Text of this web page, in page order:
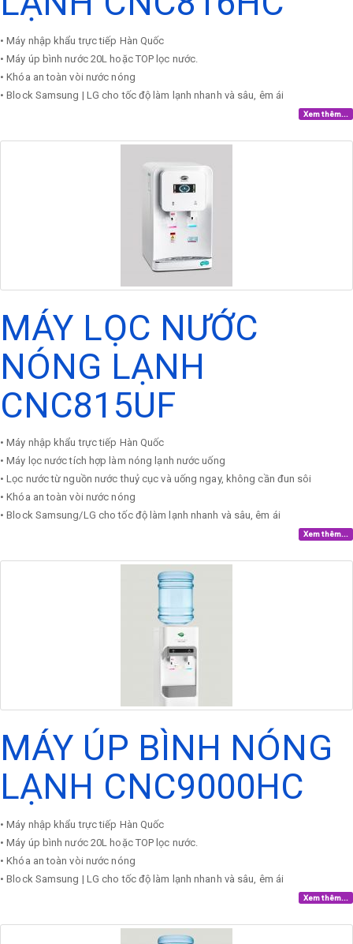
• Máy nhập khẩu trực tiếp Hàn Quốc
• Máy úp bình nước 20L hoặc TOP lọc nước.
• Khóa an toàn vòi nước nóng
• Block Samsung | LG cho tốc độ làm lạnh nhanh và sâu, êm ái
Xem thêm...
MÁY LỌC NƯỚC
NÓNG LẠNH
CNC815UF
• Máy nhập khẩu trực tiếp Hàn Quốc
• Máy lọc nước tích hợp làm nóng lạnh nước uống
• Lọc nước từ nguồn nước thuỷ cục và uống ngay, không cần đun sôi
• Khóa an toàn vòi nước nóng
• Block Samsung/LG cho tốc độ làm lạnh nhanh và sâu, êm ái
Xem thêm...
MÁY ÚP BÌNH NÓNG
LẠNH CNC9000HC
• Máy nhập khẩu trực tiếp Hàn Quốc
• Máy úp bình nước 20L hoặc TOP lọc nước.
• Khóa an toàn vòi nước nóng
• Block Samsung | LG cho tốc độ làm lạnh nhanh và sâu, êm ái
Xem thêm...